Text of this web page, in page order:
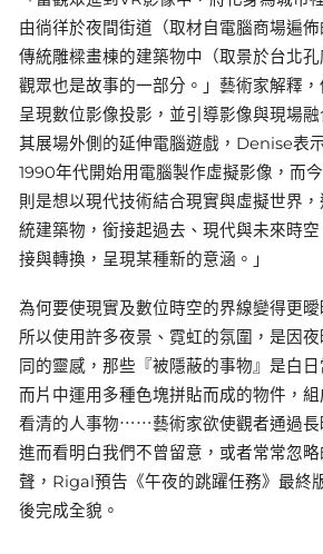
由徜徉於夜間街道（取材自電腦商場遍
傳統雕樑畫棟的建築物中（取景於台北
觀眾也是故事的一部分。」藝術家解釋
呈現數位影像投影，並引導影像與現場
其展場外側的延伸電腦遊戲，Denise表
1990年代開始用電腦製作虛擬影像，而
則是想以現代技術結合現實與虛擬世界
統建築物，銜接起過去、現代與未來時
接與轉換，呈現某種新的意涵。」
為何要使現實及數位時空的界線變得更
所以使用許多夜景、霓虹的氛圍，是因
同的靈感，那些『被隱蔽的事物』是白日
而片中運用多種色塊拼貼而成的物件，
看清的人事物⋯⋯藝術家欲使觀者通過長
進而看明白我們不曾留意，或者常常忽
聲，Rigal預告《午夜的跳躍任務》最終
後完成全貌。